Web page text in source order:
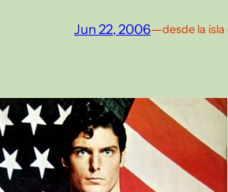
Jun 22, 2006—desde la isla